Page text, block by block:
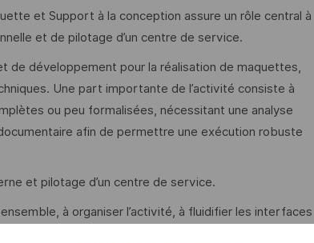
et Support à la conception assure un rôle central à
et de pilotage d’un centre de service.
de développement pour la réalisation de maquettes,
Une part importante de l’activité consiste à
ou peu formalisées, nécessitant une analyse
afin de permettre une exécution robuste
et pilotage d’un centre de service.
à organiser l’activité, à fluidifier les interfaces
dans le respect des standards métiers, des